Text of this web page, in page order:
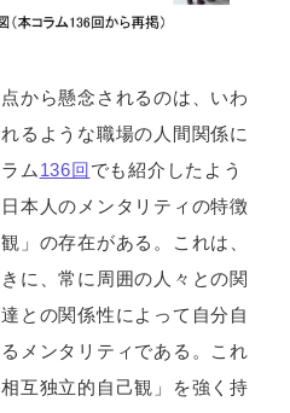
から懸念されるのは、いわ
るような職場の人間関係に
ム 136回 でも紹介したよう
本人のメンタリティの特徴
」の存在がある。これは、
に、常に周囲の人々との関
との関係性によって自分自
メンタリティである。これ
互独立的自己観」を強く持